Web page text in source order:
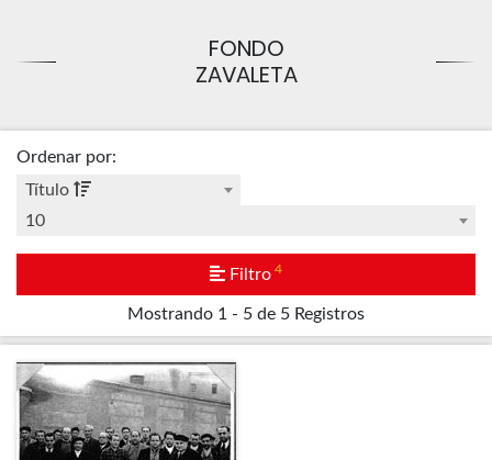
FONDO
ZAVALETA
Mostrando 1 - 5 de 5 Registros
Ordenar por:
Título
10
Filtro 4